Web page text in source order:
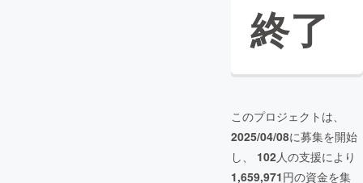
終了
このプロジェクトは、
2025/04/08に募集を開始
し、 102人の支援により
1,659,971円の資金を集